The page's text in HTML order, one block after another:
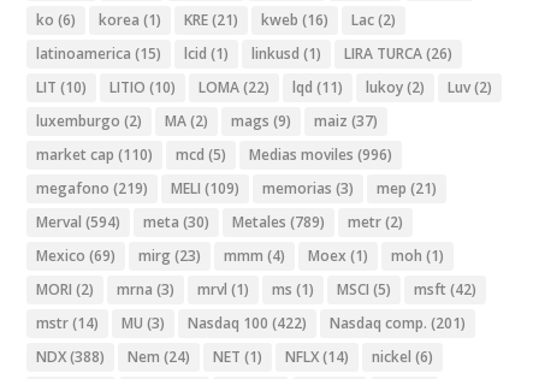
ko (6) korea (1) KRE(21) kweb (16) Lac(2)
latinoamerica (15) lcid (1) linkusd (1) LIRA TURCA(26)
LIT (10) LITIO (10) LOMA(22) lqd (11) lukoy(2) Luv(2)
luxemburgo (2) MA(2) mags (9) maiz (37)
market cap (110) mcd (5) Medias moviles (996)
megafono (219) MELI (109) memorias (3) mep (21)
Merval (594) meta (30) Metales (789) metr(2)
Mexico (69) mirg (23) mmm (4) Moex (1) moh (1)
MORI (2) mrna (3) mrvl (1) ms (1) MSCI (5) msft (42)
mstr(14) MU (3) Nasdaq 100 (422) Nasdaq comp. (201)
NDX(388) Nem (24) NET (1) NFLX(14) nickel (6)